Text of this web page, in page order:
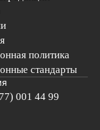
политика
стандарты
001 44 99